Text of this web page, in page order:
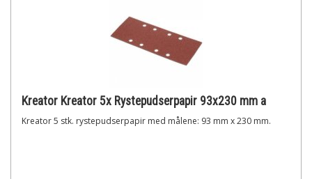
Kreator Kreator 5x Rystepudserpapir 93x230 mm a
Kreator 5 stk. rystepudserpapir med målene: 93 mm x 230 mm.